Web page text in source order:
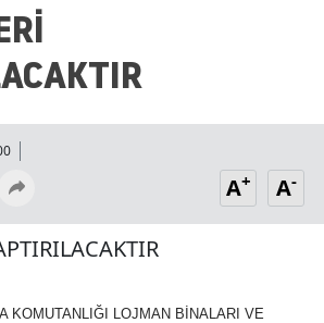
A+ A-
KOMUTANLIĞI LOJMAN BİNALARI VE